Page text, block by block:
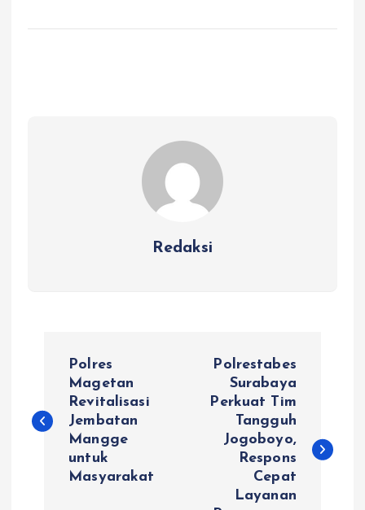
Redaksi
v
Polres
Magetan
Revitalisasi
Jembatan
Mangge
untuk
Masyarakat
Polrestabes
Surabaya
Perkuat Tim
Tangguh
Jogoboyo,
Respons
Cepat
Layanan